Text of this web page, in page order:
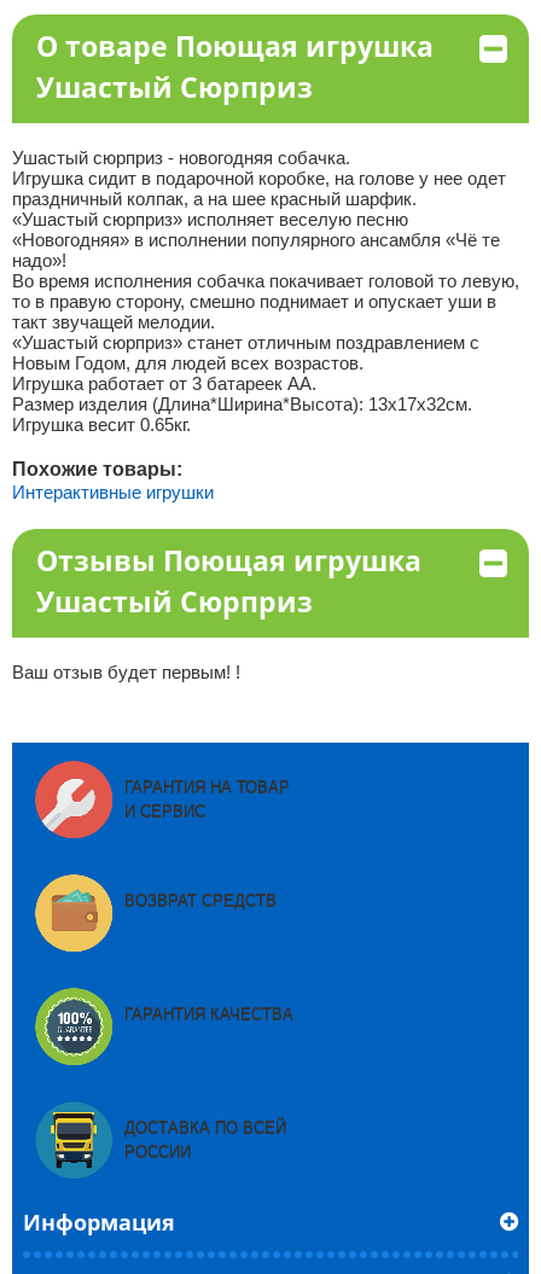
О товаре Поющая игрушка
Ушастый Сюрприз
Ушастый сюрприз - новогодняя собачка.
Игрушка сидит в подарочной коробке, на голове у нее одет
праздничный колпак, а на шее красный шарфик.
«Ушастый сюрприз» исполняет веселую песню
«Новогодняя» в исполнении популярного ансамбля «Чё те
надо»!
Во время исполнения собачка покачивает головой то левую,
то в правую сторону, смешно поднимает и опускает уши в
такт звучащей мелодии.
«Ушастый сюрприз» станет отличным поздравлением с
Новым Годом, для людей всех возрастов.
Игрушка работает от 3 батареек АА.
Размер изделия (Длина*Ширина*Высота): 13х17х32см.
Игрушка весит 0.65кг.
Похожие товары:
Интерактивные игрушки
Отзывы Поющая игрушка
Ушастый Сюрприз
Ваш отзыв будет первым! !
ГАРАНТИЯ НА ТОВАР
И СЕРВИС
ВОЗВРАТ СРЕДСТВ
ГАРАНТИЯ КАЧЕСТВА
ДОСТАВКА ПО ВСЕЙ
РОССИИ
Информация